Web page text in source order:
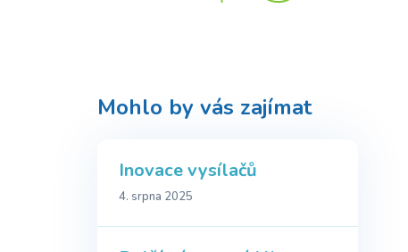
Mohlo by vás zajímat
Inovace vysílačů
4. srpna 2025